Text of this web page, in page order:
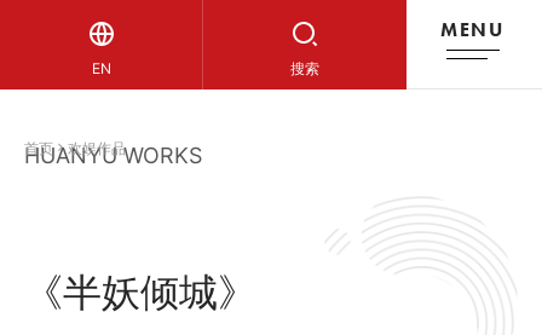
搜索
EN
MENU
HUANYU WORKS
欢娱作品
首页 欢娱作品
《半妖倾城》